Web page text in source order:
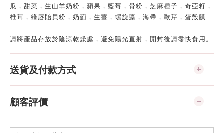
瓜，甜菜，生山羊奶粉，蘋果，藍莓，骨粉，芝麻種子，奇亞籽，
椎茸，綠唇貽貝粉，奶薊，生薑，螺旋藻，海帶，歐芹，蛋殼膜
請將產品存放於陰涼乾燥處，避免陽光直射，開封後請盡快食用。
送貨及付款方式
顧客評價